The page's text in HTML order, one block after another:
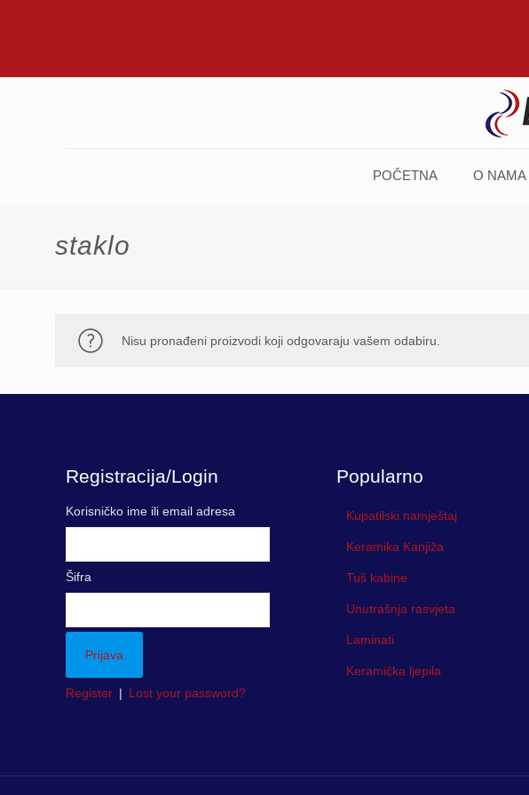
POČETNA O NAMA
staklo
Nisu pronađeni proizvodi koji odgovaraju vašem odabiru.
Registracija/Login
Korisničko ime ili email adresa
Šifra
Register | Lost your password?
Popularno
Kupatilski namještaj
Keramika Kanjiža
Tuš kabine
Unutrašnja rasvjeta
Laminati
Keramička ljepila